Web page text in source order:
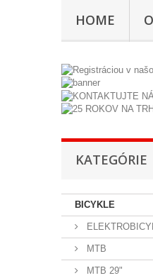
HOME
bonusov.
NÁS
V prípade
nás
kontaktovať.
25
KATEGÓRIE
BICYKLE
MTB
MTB 29"